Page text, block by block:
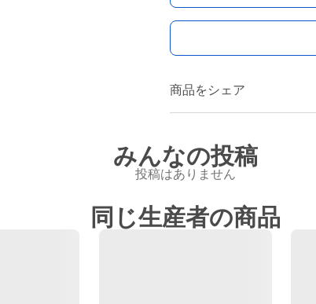
商品をシェア
みんなの投稿
投稿はありません
同じ生産者の商品